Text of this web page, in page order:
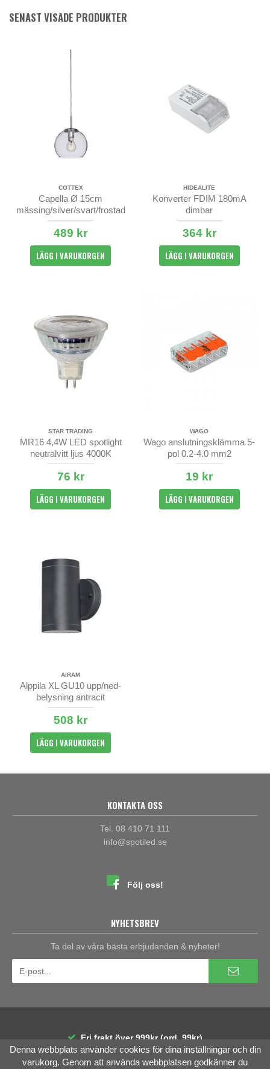
SENAST VISADE PRODUKTER
COTTEX
Capella Ø 15cm
mässing/silver/svart/frostad
489 kr
LÄGG I VARUKORGEN
HIDEALITE
Konverter FDIM 180mA
dimbar
364 kr
LÄGG I VARUKORGEN
STAR TRADING
MR16 4,4W LED spotlight
neutralvitt ljus 4000K
76 kr
LÄGG I VARUKORGEN
WAGO
Wago anslutningsklämma 5-
pol 0.2-4.0 mm2
19 kr
LÄGG I VARUKORGEN
AIRAM
Alppila XL GU10 upp/ned-
belysning antracit
508 kr
LÄGG I VARUKORGEN
KONTAKTA OSS
Tel. 08 410 71 111
info@spotiled.se
Följ oss!
NYHETSBREV
Ta del av våra bästa erbjudanden & nyheter!
Fri frakt över 999kr (ord. 99kr)
30 dagars öppet köp
Räntefri delbetalning
Denna webbplats använder cookies för dina inställningar och din
varukorg. Genom att använda webbplatsen godkänner du